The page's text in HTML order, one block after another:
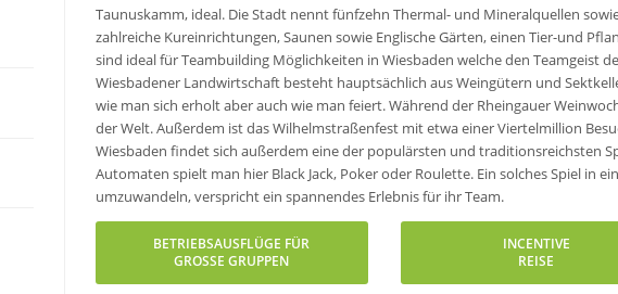
Taunuskamm, ideal. Die Stadt nennt fünfzehn Thermal- und Mineralquellen
zahlreiche Kureinrichtungen, Saunen sowie Englische Gärten, einen Tier-und
sind ideal für Teambuilding Möglichkeiten in Wiesbaden welche den Teamgeist
Wiesbadener Landwirtschaft besteht hauptsächlich aus Weingütern und
wie man sich erholt aber auch wie man feiert. Während der Rheingauer
der Welt. Außerdem ist das Wilhelmstraßenfest mit etwa einer Viertelmillion
Wiesbaden findet sich außerdem eine der populärsten und traditionsreichsten
Automaten spielt man hier Black Jack, Poker oder Roulette. Ein solches Spiel in
umzuwandeln, verspricht ein spannendes Erlebnis für ihr Team.
BETRIEBSAUSFLÜGE FÜR
GROSSE GRUPPEN
INCENTIVE
REISE